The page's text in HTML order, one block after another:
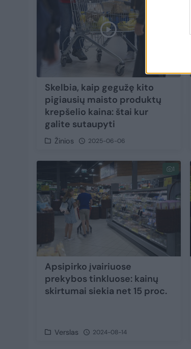
Skelbia, kaip gegužę kito
pigiausių maisto produktų
krepšelio kaina: štai kur
galite sutaupyti
Žinios 2025-06-06
1
Apsipirko įvairiuose
prekybos tinkluose: kainų
skirtumai siekia net 15 proc.
Verslas 2024-08-14